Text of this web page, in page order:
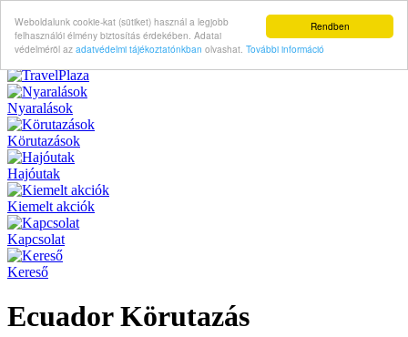
Rendben
Weboldalunk cookie-kat (sütiket) használ a legjobb
felhasználói élmény biztosítás érdekében. Adatai
védelméröl az adatvédelmi tájékoztatónkban olvashat. További információ
Nyaralások
Körutazások
Hajóutak
Kiemelt akciók
Kapcsolat
Kereső
Ecuador Körutazás